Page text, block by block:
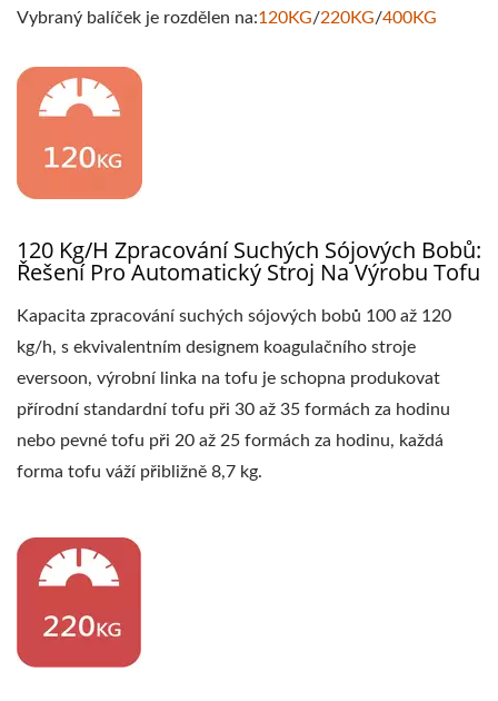
VÝROBU TOFU,
VYBAVENÍ NA TOFU,
TOVÁRNA NA TOFU,
STROJ NA TOFU, STROJ
NA TOFU NA PRODEJ,
VÝROBCE STROJŮ NA
TOFU, VÝROBCE STROJŮ
NA TOFU, CENA STROJŮ
NA TOFU, STROJE NA
TOFU, STROJE A
ZAŘÍZENÍ NA TOFU,
NA VÝROBU TOFU,
ZAŘÍZENÍ NA VÝROBU
Vybraný balíček je rozdělen na:120KG/220KG/400KG
120 Kg/h Zpracování Suchých Sójových Bobů:
Řešení Pro Automatický Stroj Na Výrobu Tofu
Kapacita zpracování suchých sójových bobů 100 až 120
kg/h, s ekvivalentním designem koagulačního stroje
eversoon, výrobní linka na tofu je schopna produkovat
přírodní standardní tofu při 30 až 35 formách za hodinu
nebo pevné tofu při 20 až 25 formách za hodinu, každá
forma tofu váží přibližně 8,7 kg.